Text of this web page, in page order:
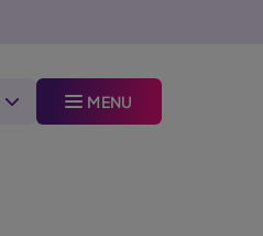
MENU